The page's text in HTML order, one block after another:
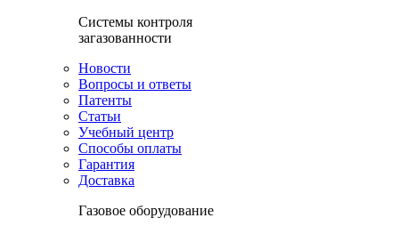
Системы контроля
загазованности
Новости
Вопросы и ответы
Патенты
Статьи
Учебный центр
Способы оплаты
Гарантия
Доставка
Газовое оборудование